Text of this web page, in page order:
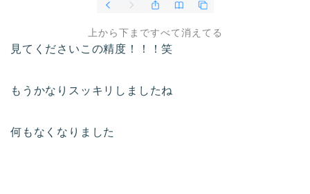
上から下まですべて消えてる
見てくださいこの精度！！！笑
もうかなりスッキリしましたね
何もなくなりました